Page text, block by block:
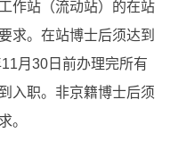
作站（流动站）的在站
求。在站博士后须达到
月30日前办理完所有
入职。非京籍博士后须
。